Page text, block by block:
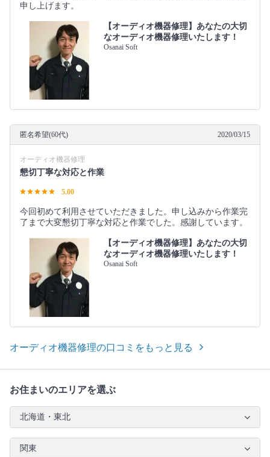
申し上げます。
【オーディオ機器修理】あなたの大切
なオーディオ機器修理いたします！
Osanai Soft
匿名希望(60代) 2020/03/15
オーディオ機器修理
懇切丁寧な対応と作業
5.00
今回初めて利用させていただきました。申し込みから作業完
了まで大変懇切丁寧な対応と作業でした。感謝しています。
【オーディオ機器修理】あなたの大切
なオーディオ機器修理いたします！
Osanai Soft
オーディオ機器修理の口コミをもっと見る
お住まいのエリアを選ぶ
北海道・東北
関東